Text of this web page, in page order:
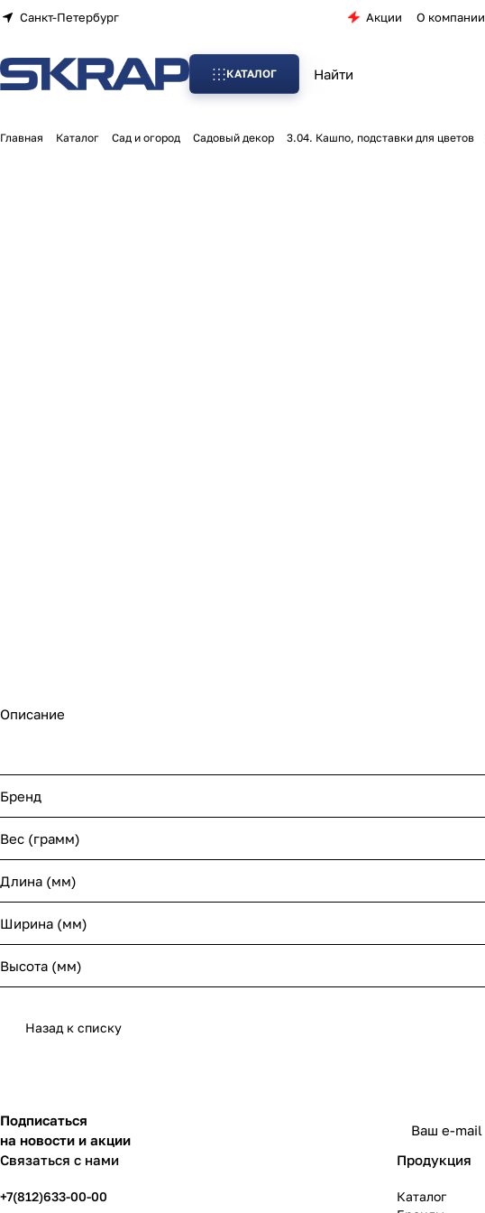
Санкт-Петербург Акции О компании
КАТАЛОГ
Главная Каталог Сад и огород Садовый декор 3.04. Кашпо, подставки для цветов
Описание
Бренд
Вес (грамм)
Длина (мм)
Ширина (мм)
Высота (мм)
Назад к списку
Подписаться
на новости и акции
Связаться с нами
+7(812)633-00-00
Продукция
Каталог